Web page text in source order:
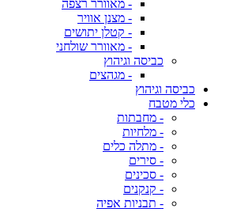
- מאוורר רצפה
- מצנן אוויר
- קטלן יתושים
- מאוורר שולחני
כביסה וגיהוץ
- מגהצים
כביסה וגיהוץ
כלי מטבח
- מחבתות
- מלחיות
- מתלה כלים
- סירים
- סכינים
- קנקנים
- תבניות אפיה